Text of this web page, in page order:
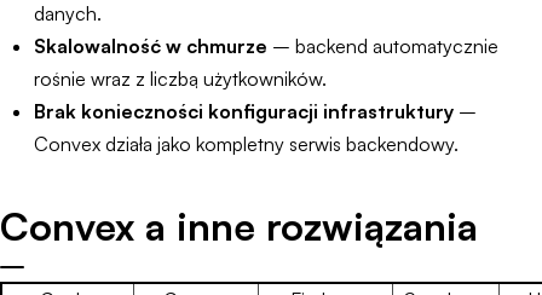
danych.
Skalowalność w chmurze – backend automatycznie
rośnie wraz z liczbą użytkowników.
Brak konieczności konfiguracji infrastruktury –
Convex działa jako kompletny serwis backendowy.
Convex a inne rozwiązania